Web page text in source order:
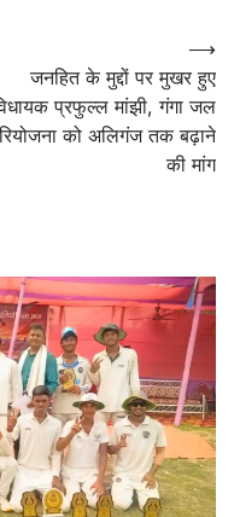
जनहित के मुद्दों पर मुखर हुए
प्रफुल्ल मांझी, गंगा जल
को अलिगंज तक बढ़ाने
की मांग
⟶